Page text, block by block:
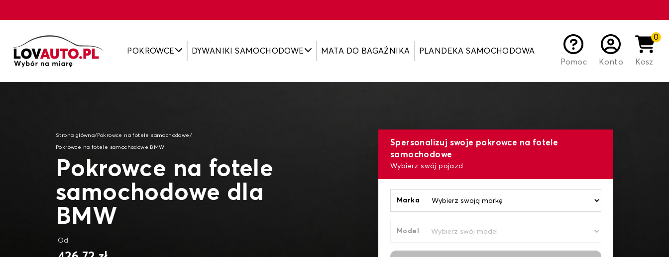
POKROWCE DYWANIKI SAMOCHODOWE MATA DO BAGAŻNIKA
PLANDEKA SAMOCHODOWA
Pomoc
Konto
0
Kosz
Strona główna/ Pokrowce na fotele samochodowe /
Pokrowce na fotele samochodowe BMW
Pokrowce na fotele
samochodowe dla
BMW
Od
Spersonalizuj swoje pokrowce na fotele
samochodowe
Wybierz swój pojazd
Marka
Model